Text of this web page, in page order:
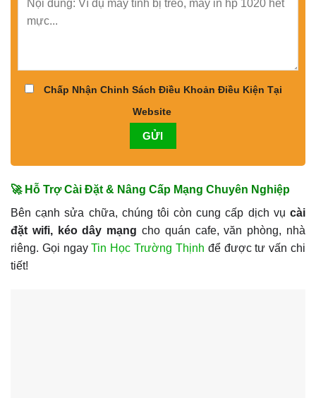
Chấp Nhận Chinh Sách Điều Khoản Điều Kiện Tại
Website
🚀 Hỗ Trợ Cài Đặt & Nâng Cấp Mạng Chuyên Nghiệp
Bên cạnh sửa chữa, chúng tôi còn cung cấp dịch vụ cài
đặt wifi, kéo dây mạng cho quán cafe, văn phòng, nhà
riêng. Gọi ngayTin Học Trường Thịnh để được tư vấn chi
tiết!